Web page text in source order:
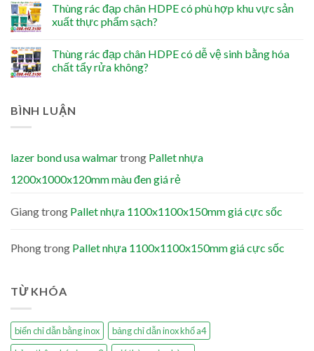
Thùng rác đạp chân HDPE có phù hợp khu vực sản
xuất thực phẩm sạch?
Thùng rác đạp chân HDPE có dễ vệ sinh bằng hóa
chất tẩy rửa không?
BÌNH LUẬN
lazer bond usa walmartrong Pallet nhựa
1200x1000x120mm màu đen giá rẻ
Giangtrong Pallet nhựa 1100x1100x150mm giá cực sốc
Phongtrong Pallet nhựa 1100x1100x150mm giá cực sốc
TỪ KHÓA
biển chỉ dẫn bằng inox
bảng chỉ dẫn inox khổ a4